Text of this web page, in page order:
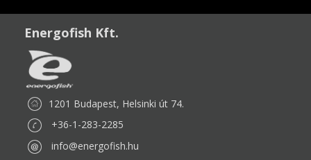
Energofish Kft.
1201 Budapest, Helsinki út 74.
+36-1-283-2285
info@energofish.hu